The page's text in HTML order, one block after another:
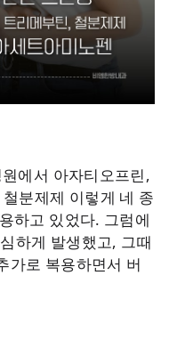
에서 아자티오프린,
분제제 이렇게 네 종
하고 있었다. 그럼에
하게 발생했고, 그때
가로 복용하면서 버